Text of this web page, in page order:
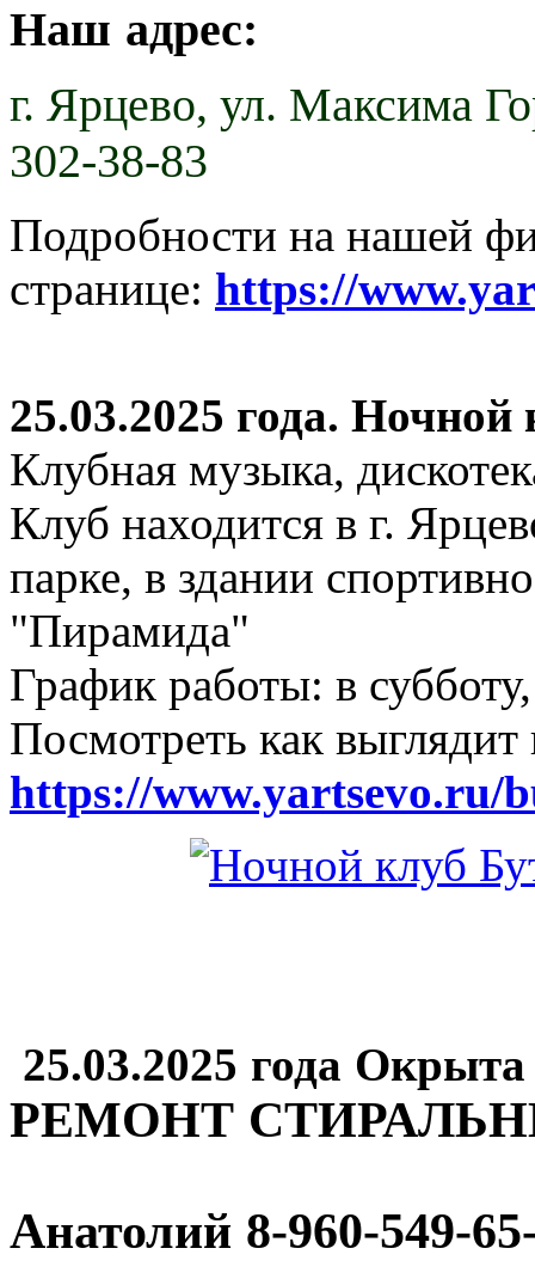
Наш адрес:
г. Ярцево, ул. Максима
302-38-83
Подробности на нашей
странице: https://
25.03.2025 года.
Клубная музыка,
Клуб находится в г.
парке, в здании
"Пирамида"
График работы: в
Посмотреть как
https://www.yartsevo.ru/
25.03.2025 года
РЕМОНТ
Анатолий 8-960-549-